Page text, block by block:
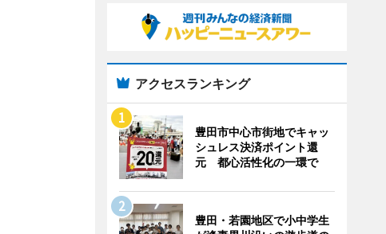
アクセスランキング
豊田市中心市街地でキャッ
シュレス決済ポイント還
元 都心活性化の一環で
豊田・若園地区で小中学生